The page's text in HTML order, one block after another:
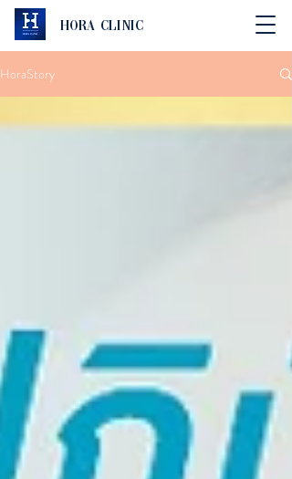
Hora Clinic
HoraStory